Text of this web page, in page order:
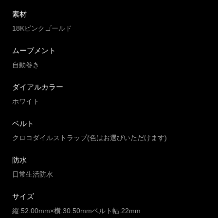
素材
18Kピンクゴールド
ムーブメント
自動巻き
ダイアルカラー
ホワイト
ベルト
クロコダイルストラップ(色はお選びいただけます)
防水
日常生活防水
サイズ
縦:52.00mm×横:30.50mmベルト幅:22mm